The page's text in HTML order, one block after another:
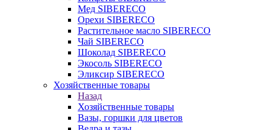
Мед SIBERECO
Орехи SIBERECO
Растительное масло SIBERECO
Чай SIBERECO
Шоколад SIBERECO
Экосоль SIBERECO
Эликсир SIBERECO
Хозяйственные товары
Назад
Хозяйственные товары
Вазы, горшки для цветов